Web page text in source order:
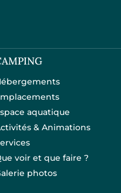
aquatique
& Animations
voir et que faire ?
photos